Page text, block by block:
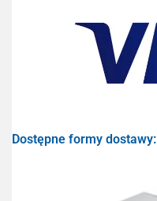
Dostępne formy dostawy: